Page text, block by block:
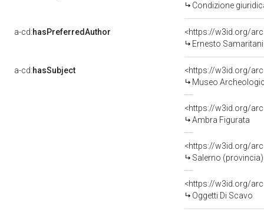
Condizione
a-cd:hasPreferredAuthor
<https://w3id.org/
Ernesto Samaritani
a-cd:hasSubject
<https://w3id.org/
Museo
<https://w3id.org/
Ambra Figurata
<https://w3id.org/
Salerno
<https://w3id.org/
Oggetti Di Scavo